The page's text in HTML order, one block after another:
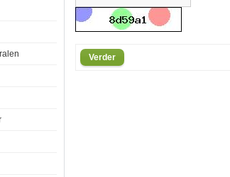
in
rifaquaristiek
behouden.
Los
10
Verder